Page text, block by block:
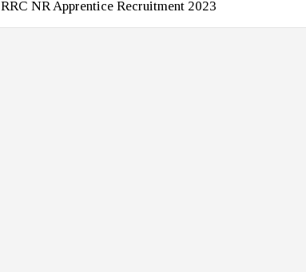
RRC NR Apprentice Recruitment 2023